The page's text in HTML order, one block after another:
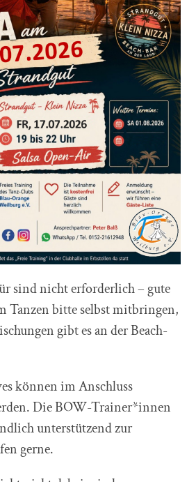
sind nicht erforderlich – gute
Tanzen bitte selbst mitbringen,
gibt es an der Beach-
können im Anschluss
Die BOW-Trainer*innen
unterstützend zur
gerne.